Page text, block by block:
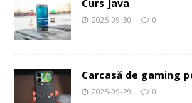
Curs Java
2025-09-30 0
Carcasă de gaming
2025-09-29 0